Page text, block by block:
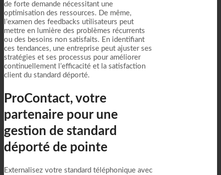
de forte demande nécessitant une
optimisation des ressources. De même,
l’examen des feedbacks utilisateurs peut
mettre en lumière des problèmes récurrents
ou des besoins non satisfaits. En identifiant
ces tendances, une entreprise peut ajuster ses
stratégies et ses processus pour améliorer
continuellement l’efficacité et la satisfaction
client du standard déporté.
ProContact, votre
partenaire pour une
gestion de standard
déporté de pointe
Externalisez votre standard téléphonique avec